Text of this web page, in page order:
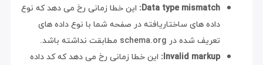
Data type mismatch: این خطا زمانی رخ می دهد که نوع
داده های ساختاریافته در صفحه شما با نوع داده های
تعریف شده در schema.org مطابقت نداشته باشد.
Invalid markup: این خطا زمانی رخ می دهد که کد داده